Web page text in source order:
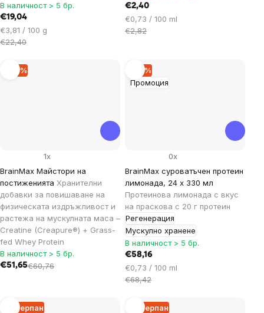
В наличност > 5 бр.
€19,04
Цена
за
€3,81 / 100 g
€22,40
€2,40
Цена
за
€0,73 / 100 ml
€2,82
–14 %
BrainMax Майстори на
постиженията Хранителни
добавки за повишаване на
физическата издръжливост и
растежа на мускулната маса –
Creatine (Creapure®) + Grass-
fed Whey Protein
1x
В наличност > 5 бр.
€51,65€60,76
Промоция
–15 %
BrainMax суроватъчен протеин
лимонада, 24 x 330 мл
Протеинова лимонада с вкус
на праскова с 20 г протеин
Регенерация
Мускулно хранене
0x
В наличност > 5 бр.
€58,16
Цена
за
€0,73 / 100 ml
€68,42
Изчерпан
Изчерпан